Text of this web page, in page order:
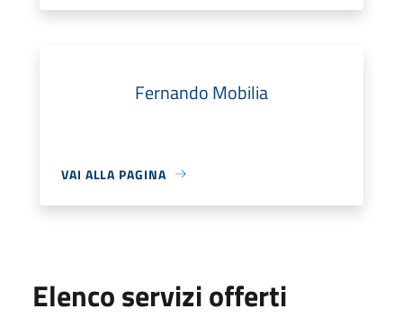
Fernando Mobilia
VAI ALLA PAGINA
Elenco servizi offerti